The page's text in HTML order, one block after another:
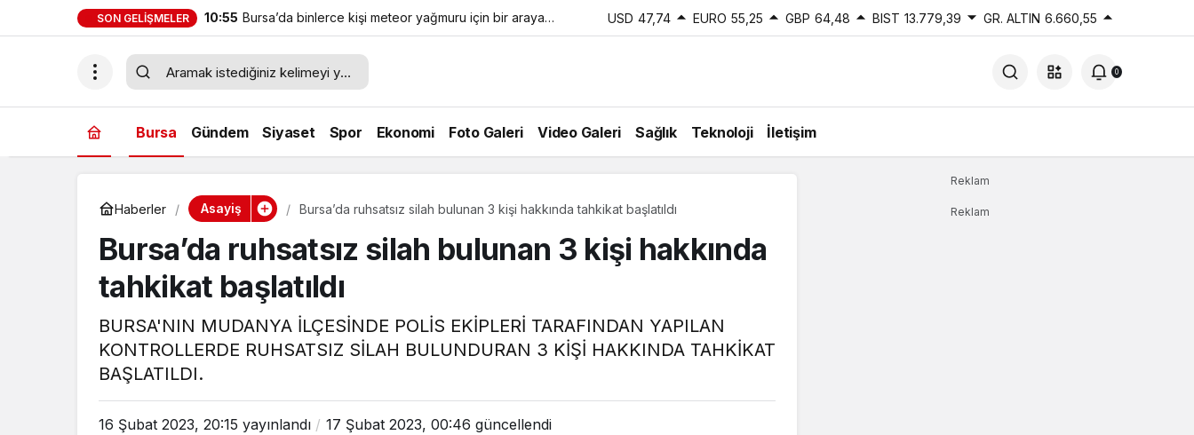
SON GELIŞMELER 10:55 Bursa’da binlerce kişi meteor yağmuru için bir araya
geldi
USD 47,74 EURO 55,25 GBP 64,48 BIST 13.779,39 GR. ALTIN 6.660,55
0
Bursa Gündem Siyaset Spor Ekonomi Foto Galeri Video Galeri Sağlık Teknoloji İletişim
Haberler Asayiş Bursa’da ruhsatsız silah bulunan 3 kişi hakkında tahkikat başlatıldı
Bursa’da ruhsatsız silah bulunan 3 kişi hakkında
tahkikat başlatıldı
BURSA'NIN MUDANYA İLÇESİNDE POLİS EKİPLERİ TARAFINDAN YAPILAN
KONTROLLERDE RUHSATSIZ SİLAH BULUNDURAN 3 KİŞİ HAKKINDA TAHKİKAT
BAŞLATILDI.
16 Şubat 2023, 20:15 yayınlandı 17 Şubat 2023, 00:46 güncellendi
Reklam
Reklam